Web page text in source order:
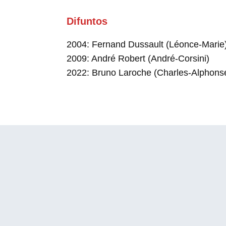
Difuntos
2004: Fernand Dussault (Léonce-
2009: André Robert (André-Corsini)
2022: Bruno Laroche (Charles-